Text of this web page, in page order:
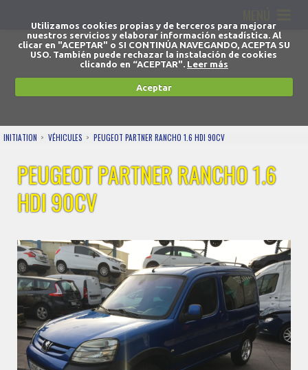
Utilizamos cookies propias y de terceros para mejorar
nuestros servicios y elaborar información estadística. Al
clicar en "ACEPTAR" o SI CONTINÚA NAVEGANDO, ACEPTA SU
USO. También puede rechazar la instalación de cookies
clicando en “ACEPTAR". Leer más
Aceptar
INITIATION VÉHICULES PEUGEOT PARTNER RANCHO 1.6 HDI 90CV
PEUGEOT PARTNER RANCHO 1.6
HDI 90CV